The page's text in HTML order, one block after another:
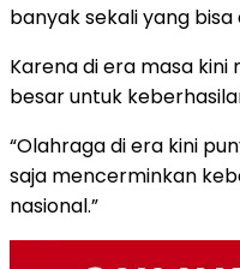
banyak sekali yang bisa
Karena di era masa
besar untuk
“Olahraga di era kini
saja mencerminkan
nasional.”